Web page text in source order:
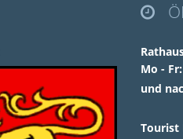

Mo -
und
Tourist